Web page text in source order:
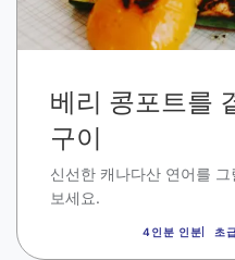
베리 콩포트를
구이
신선한 캐나다산 연어를
보세요.
4인분 인분 초